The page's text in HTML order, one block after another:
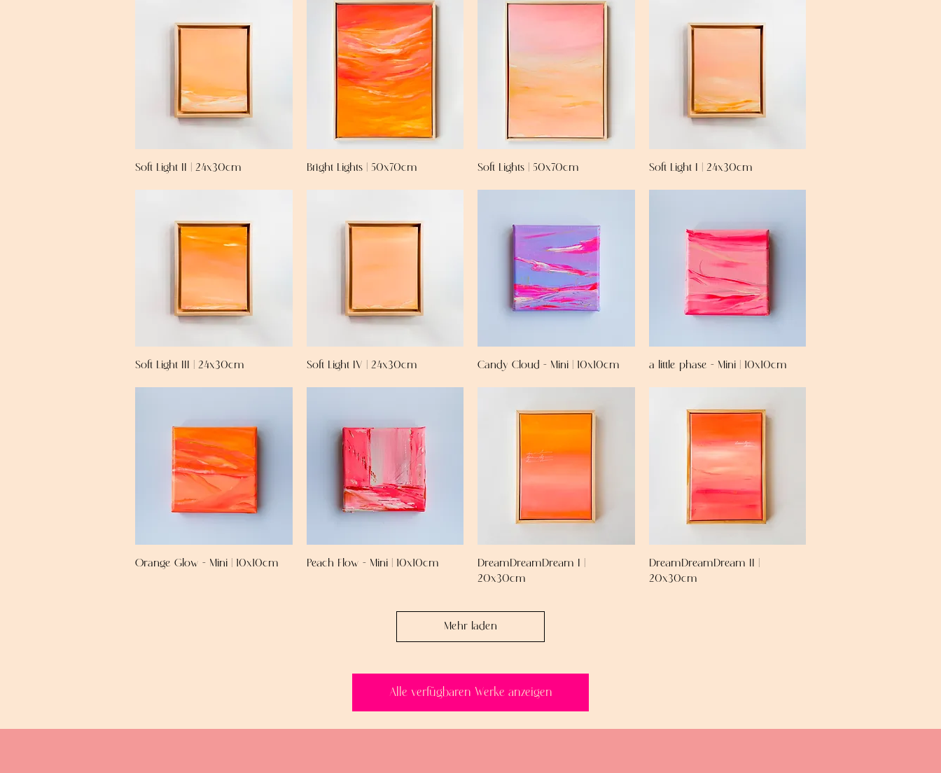
Soft Light II | 24x30cm Bright Lights | 50x70cm Soft Lights | 50x70cm Soft Light I | 24x30cm
Soft Light III | 24x30cm Soft Light IV | 24x30cm Candy Cloud - Mini | 10x10cm a little phase - Mini | 10x10cm
Orange Glow - Mini | 10x10cm Peach Flow - Mini | 10x10cm
DreamDreamDream I |
20x30cm
DreamDreamDream II |
20x30cm
Mehr laden
Alle verfügbaren Werke anzeigen